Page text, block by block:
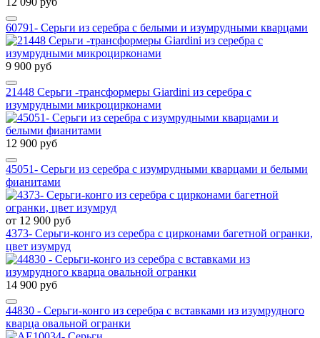
60791- Серьги из серебра с белыми и изумрудными кварцами
9 900 руб
21448 Серьги -трансформеры Giardini из серебра с
изумрудными микроцирконами
12 900 руб
45051- Серьги из серебра с изумрудными кварцами и белыми
фианитами
от 12 900 руб
4373- Серьги-конго из серебра с цирконами багетной огранки,
цвет изумруд
14 900 руб
44830 - Серьги-конго из серебра с вставками из изумрудного
кварца овальной огранки